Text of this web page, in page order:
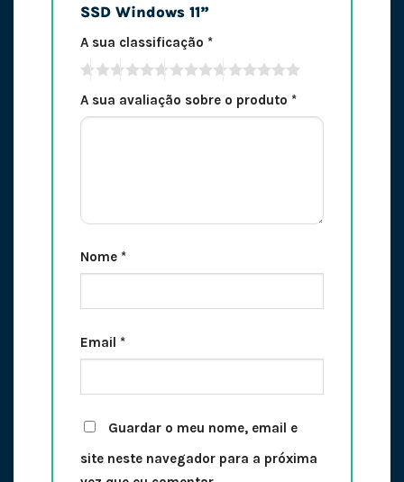
SSD Windows 11”
A sua classificação *
A sua avaliação sobre o produto *
Nome *
Email *
Guardar o meu nome, email e
site neste navegador para a próxima